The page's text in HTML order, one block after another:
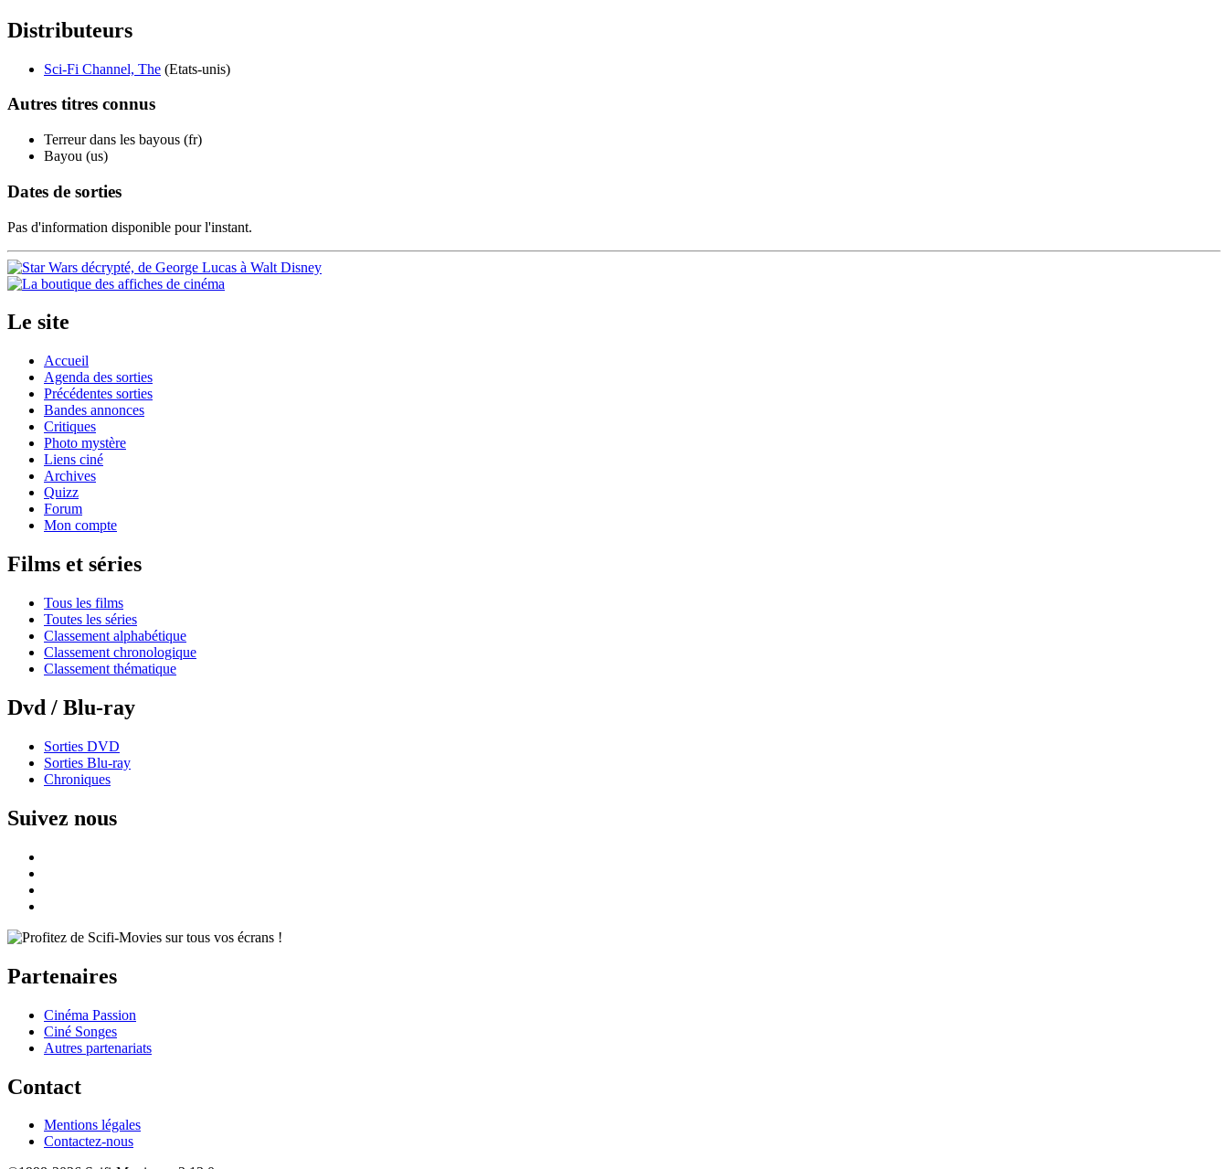
Distributeurs
Sci-Fi Channel, The (Etats-unis)
Autres titres connus
Terreur dans les bayous (fr)
Bayou (us)
Dates de sorties
Pas d'information disponible pour l'instant.
Le site
Accueil
Agenda des sorties
Précédentes sorties
Bandes annonces
Critiques
Photo mystère
Liens ciné
Archives
Quizz
Forum
Mon compte
Films et séries
Tous les films
Toutes les séries
Classement alphabétique
Classement chronologique
Classement thématique
Dvd / Blu-ray
Sorties DVD
Sorties Blu-ray
Chroniques
Suivez nous
Partenaires
Cinéma Passion
Ciné Songes
Autres partenariats
Contact
Mentions légales
Contactez-nous